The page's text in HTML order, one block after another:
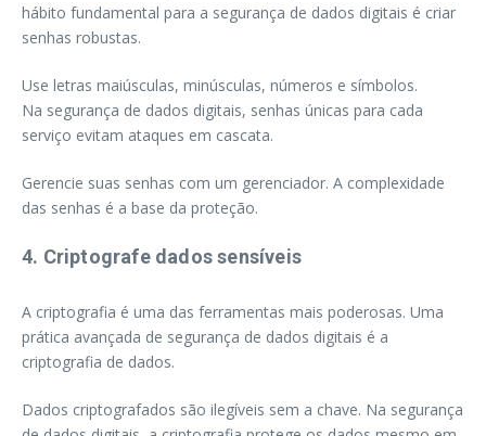
hábito fundamental para a segurança de dados digitais é criar
senhas robustas.
Use letras maiúsculas, minúsculas, números e símbolos.
Na segurança de dados digitais, senhas únicas para cada
serviço evitam ataques em cascata.
Gerencie suas senhas com um gerenciador. A complexidade
das senhas é a base da proteção.
4. Criptografe dados sensíveis
A criptografia é uma das ferramentas mais poderosas. Uma
prática avançada de segurança de dados digitais é a
criptografia de dados.
Dados criptografados são ilegíveis sem a chave. Na segurança